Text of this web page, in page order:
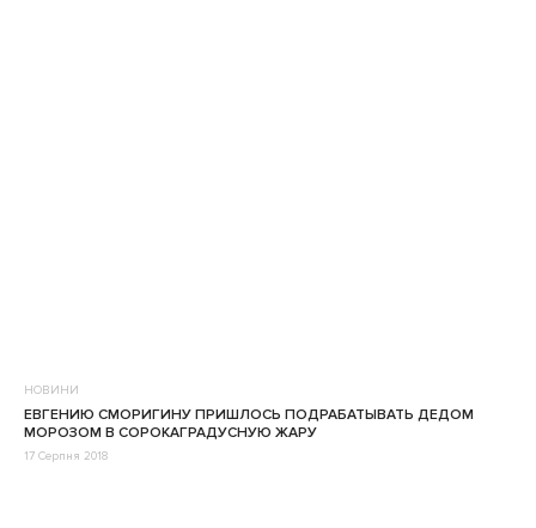
НОВИНИ
ЕВГЕНИЮ СМОРИГИНУ ПРИШЛОСЬ ПОДРАБАТЫВАТЬ ДЕДОМ
МОРОЗОМ В СОРОКАГРАДУСНУЮ ЖАРУ
17 Серпня 2018